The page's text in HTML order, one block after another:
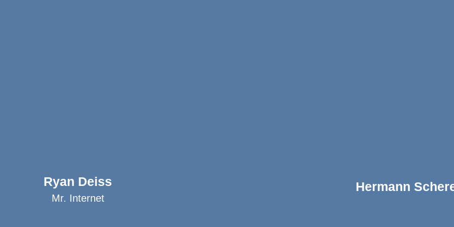
Ryan Deiss
Mr. Internet
Hermann